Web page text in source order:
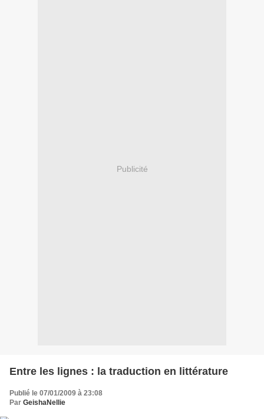
Publicité
Entre les lignes : la traduction en littérature
Publié le 07/01/2009 à 23:08
Par GeishaNellie